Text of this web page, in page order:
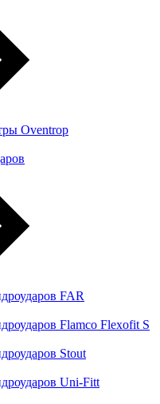
Oventrop
FAR
Flamco Flexofit S
Stout
Uni-Fitt